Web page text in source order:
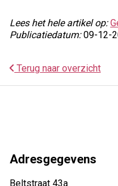
Lees het hele artikel op:
Publicatiedatum:09-12-
Terug naar overzicht
Adresgegevens
Beltstraat 43a